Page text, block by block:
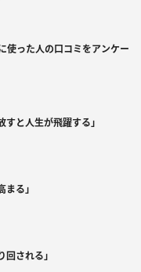
った人の口コミをアンケー
と人生が飛躍する」
る」
される」